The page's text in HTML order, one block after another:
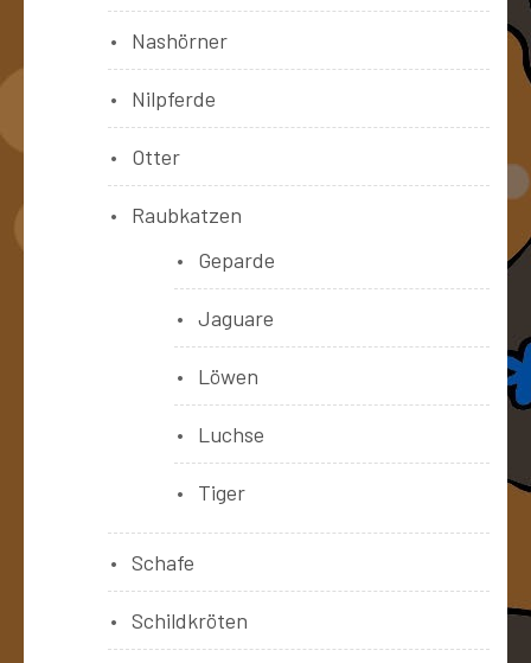
Nashörner
Nilpferde
Otter
Raubkatzen
Geparde
Jaguare
Löwen
Luchse
Tiger
Schafe
Schildkröten